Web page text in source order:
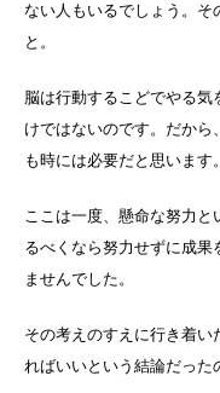
ない人もいるでしょう。そ
と。
脳は行動するこどでやる
けではないのです。だから
も時には必要だと思います。
ここは一度、懸命な努力
るべくなら努力せずに成果
ませんでした。
その考えのすえに行き着
ればいいという結論だった